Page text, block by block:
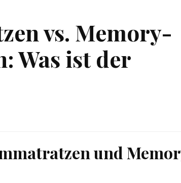
vs. Memory-
Was ist der
und